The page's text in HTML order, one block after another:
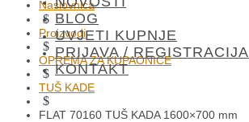
BLOG
UVJETI KUPNJE
PRIJAVA / REGISTRACIJA
KONTAKT
Naslovnica
$
Proizvodi
$
OPREMA ZA KUPAONICE
$
TUŠ KADE
$
FLAT 70160 TUŠ KADA 1600×700 mm